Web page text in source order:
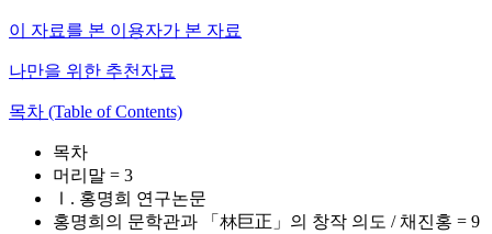
이 자료를 본 이용자가 본 자료
나만을 위한 추천자료
목차 (Table of Contents)
목차
머리말 = 3
Ⅰ. 홍명희 연구논문
홍명희의 문학관과 「林巨正」의 창작 의도 / 채진홍 = 9